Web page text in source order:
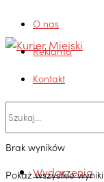
O nas
Reklama
Kontakt
Brak wyników
Pokaż wszystkie wyniki
Wydarzenia